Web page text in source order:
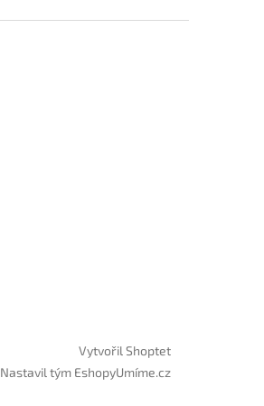
Vytvořil Shoptet
Nastavil tým EshopyUmíme.cz